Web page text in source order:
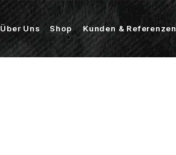
Über Uns Shop Kunden & Referenzen